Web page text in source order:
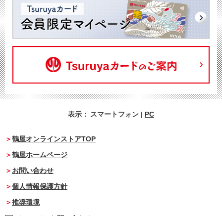
表示： スマートフォン | PC
鶴屋オンラインストアTOP
鶴屋ホームページ
お問い合わせ
個人情報保護方針
推奨環境